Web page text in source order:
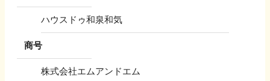
ハウスドゥ和泉和気
商号
株式会社エムアンドエム